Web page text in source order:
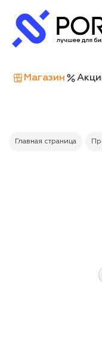
Магазин
Главная страница